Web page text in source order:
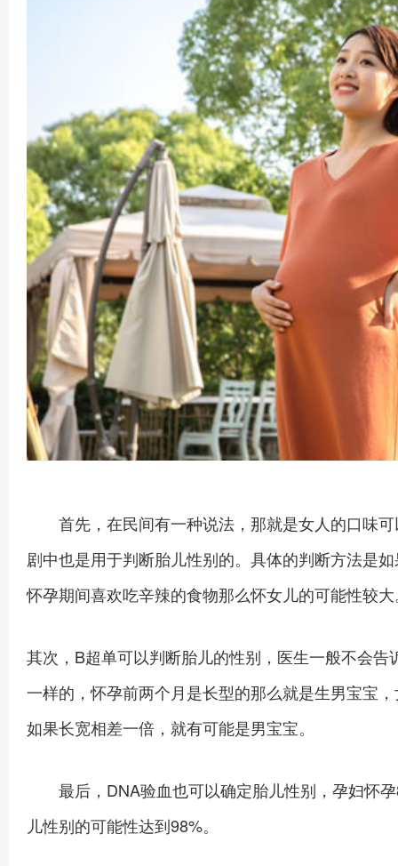
首先，在民间有一种说法，那就是女人的口味可
剧中也是用于判断胎儿性别的。具体的判断方法是
怀孕期间喜欢吃辛辣的食物那么怀女儿的可能性较
其次，B超单可以判断胎儿的性别，医生一般不会
一样的，怀孕前两个月是长型的那么就是生男宝宝
如果长宽相差一倍，就有可能是男宝宝。
最后，DNA验血也可以确定胎儿性别，孕妇怀孕
儿性别的可能性达到98%。